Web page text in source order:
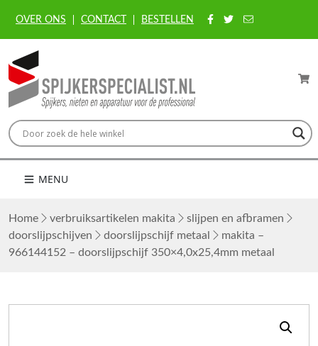
OVER ONS CONTACT BESTELLEN
MENU
Home verbruiksartikelen makita
slijpen en afbramen
doorslijpschijven
doorslijpschijf metaal
makita –
966144152 – doorslijpschijf 350×4,0x25,4mm metaal